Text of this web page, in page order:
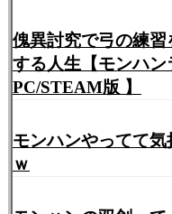
傀異討究で弓の練
する人生【モンハ
PC/STEAM版 】
モンハンやってて
ｗ